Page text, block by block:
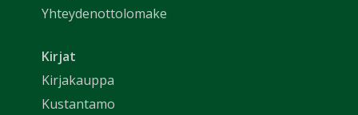
Yhteydenottolomake
Kirjat
Kirjakauppa
Kustantamo